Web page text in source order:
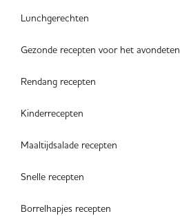
Lunchgerechten
Gezonde recepten voor het avondeten
Rendang recepten
Kinderrecepten
Maaltijdsalade recepten
Snelle recepten
Borrelhapjes recepten